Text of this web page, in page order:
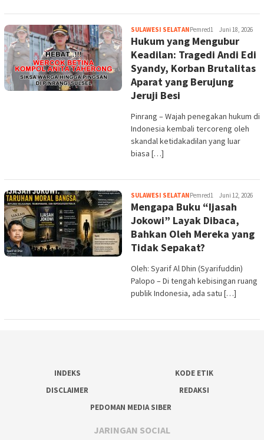
SULAWESI SELATANPemred1 Juni 18, 2026
Hukum yang Mengubur
Keadilan: Tragedi Andi Edi
Syandy, Korban Brutalitas
Aparat yang Berujung
Jeruji Besi
Pinrang – Wajah penegakan hukum di
Indonesia kembali tercoreng oleh
skandal ketidakadilan yang luar
biasa […]
SULAWESI SELATANPemred1 Juni 12, 2026
Mengapa Buku “Ijasah
Jokowi” Layak Dibaca,
Bahkan Oleh Mereka yang
Tidak Sepakat?
Oleh: Syarif Al Dhin (Syarifuddin)
Palopo – Di tengah kebisingan ruang
publik Indonesia, ada satu […]
INDEKS
KODE ETIK
DISCLAIMER
REDAKSI
PEDOMAN MEDIA SIBER
JARINGAN SOCIAL